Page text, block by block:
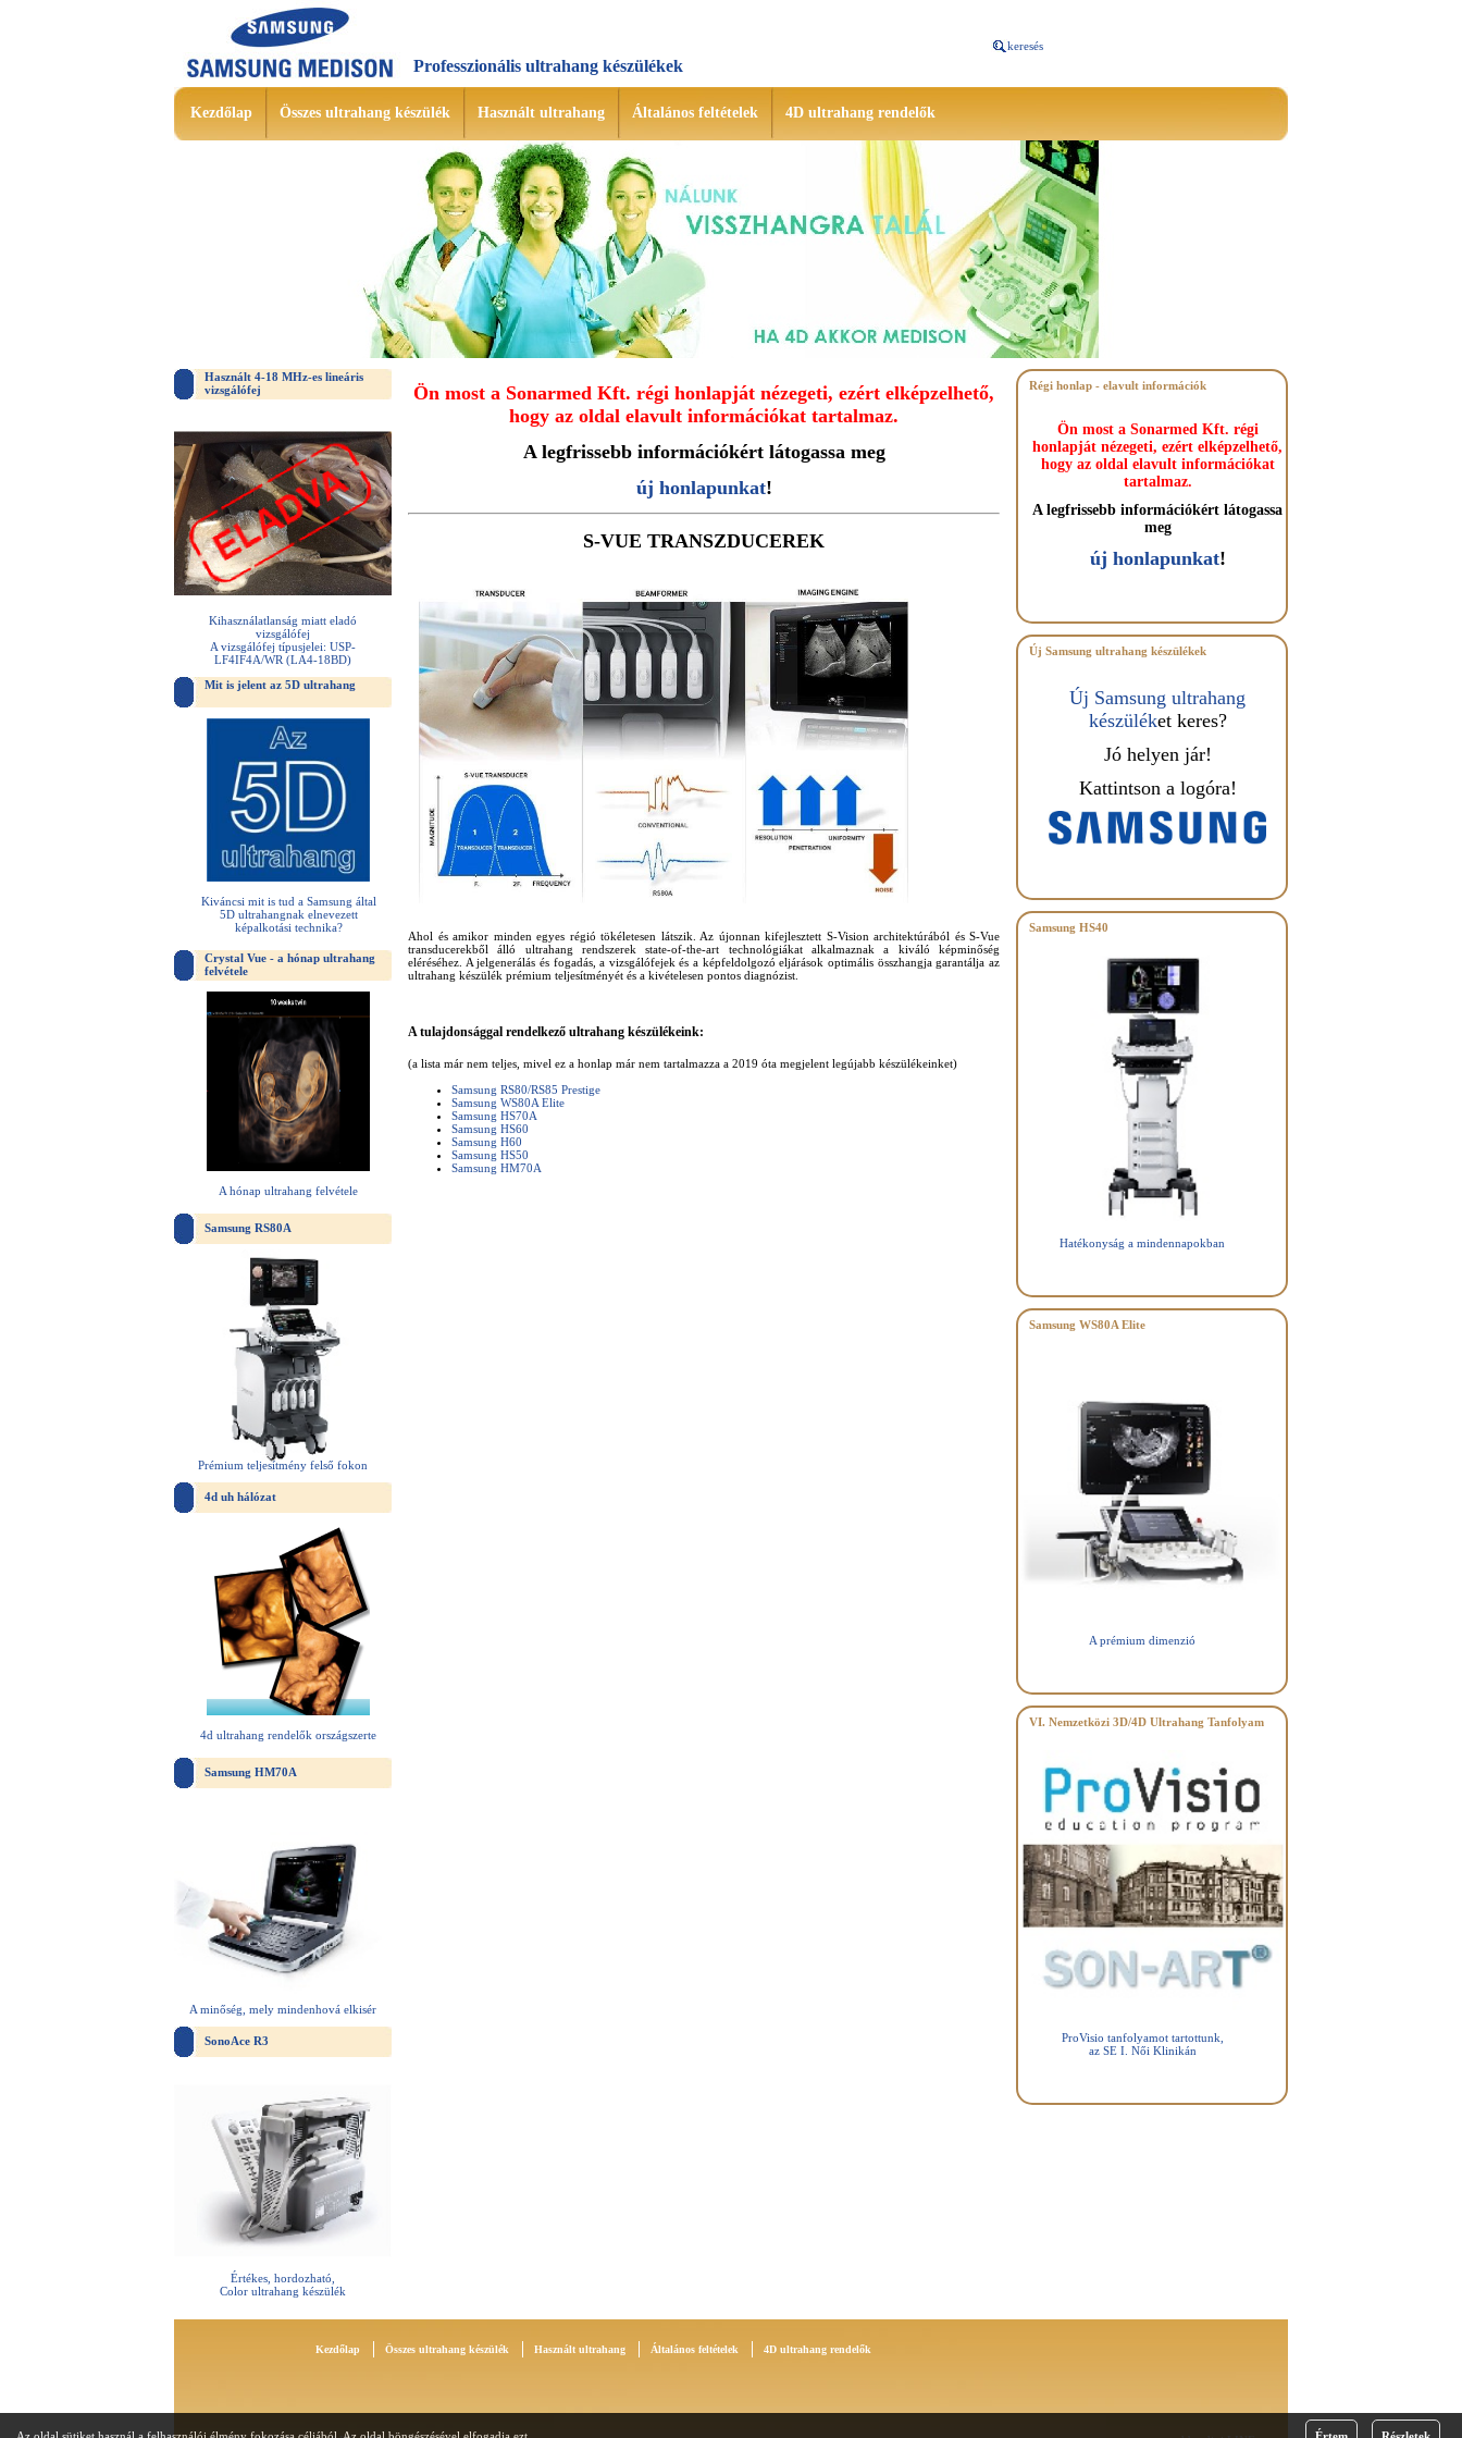
Professzionális ultrahang készülékek
keresés
Kezdőlap Összes ultrahang készülék Használt ultrahang Általános feltételek 4D ultrahang rendelők
Használt 4-18 MHz-es lineáris
vizsgálófej
Kihasználatlanság miatt eladó
vizsgálófej
A vizsgálófej típusjelei: USP-
LF4IF4A/WR (LA4-18BD)
Mit is jelent az 5D ultrahang
Kiváncsi mit is tud a Samsung által
5D ultrahangnak elnevezett
képalkotási technika?
Crystal Vue - a hónap ultrahang
felvétele
A hónap ultrahang felvétele
Samsung RS80A
Prémium teljesítmény felső fokon
4d uh hálózat
4d ultrahang rendelők országszerte
Samsung HM70A
A minőség, mely mindenhová elkisér
SonoAce R3
Értékes, hordozható,
Color ultrahang készülék
Ön most a Sonarmed Kft. régi honlapját nézegeti, ezért elképzelhető,
hogy az oldal elavult információkat tartalmaz.
A legfrissebb információkért látogassa meg
új honlapunkat!
S-VUE TRANSZDUCEREK
Ahol és amikor minden egyes régió tökéletesen látszik. Az újonnan kifejlesztett S-Vision architektúrából és S-Vue
transducerekből álló ultrahang rendszerek state-of-the-art technológiákat alkalmaznak a kiváló képminőség
eléréséhez. A jelgenerálás és fogadás, a vizsgálófejek és a képfeldolgozó eljárások optimális összhangja garantálja az
ultrahang készülék prémium teljesítményét és a kivételesen pontos diagnózist.
A tulajdonsággal rendelkező ultrahang készülékeink:
(a lista már nem teljes, mivel ez a honlap már nem tartalmazza a 2019 óta megjelent legújabb készülékeinket)
Samsung RS80/RS85 Prestige
Samsung WS80A Elite
Samsung HS70A
Samsung HS60
Samsung H60
Samsung HS50
Samsung HM70A
Régi honlap - elavult információk
Ön most a Sonarmed Kft. régi
honlapját nézegeti, ezért elképzelhető,
hogy az oldal elavult információkat
tartalmaz.
A legfrissebb információkért látogassa
meg
új honlapunkat!
Új Samsung ultrahang készülékek
Új Samsung ultrahang
készüléket keres?
Jó helyen jár!
Kattintson a logóra!
Samsung HS40
Hatékonyság a mindennapokban
Samsung WS80A Elite
A prémium dimenzió
VI. Nemzetközi 3D/4D Ultrahang Tanfolyam
ProVisio tanfolyamot tartottunk,
az SE I. Női Klinikán
Kezdőlap Összes ultrahang készülék Használt ultrahang Általános feltételek 4D ultrahang rendelők